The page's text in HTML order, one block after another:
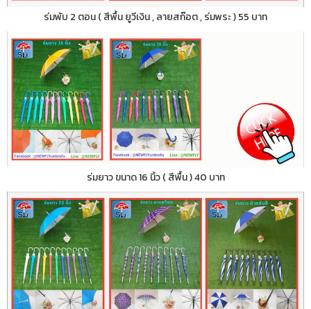
ร่มพับ 2 ตอน ( สีพื้น ยูวีเงิน , ลายสก๊อต , ร่มพระ ) 55 บาท
ร่มยาว ขนาด 16 นิ้ว ( สีพื้น ) 40 บาท